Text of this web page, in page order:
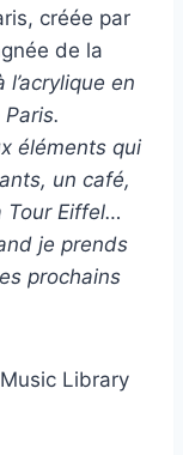
créée par
de la
l’acrylique en
éléments qui
un café,
Tour Eiffel…
je prends
prochains
Library